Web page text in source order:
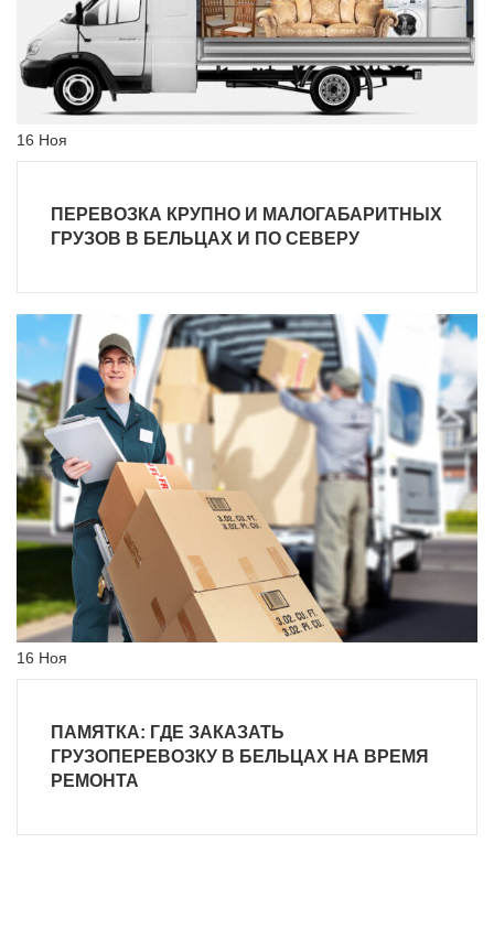
16 Ноя
ПЕРЕВОЗКА КРУПНО И МАЛОГАБАРИТНЫХ
ГРУЗОВ В БЕЛЬЦАХ И ПО СЕВЕРУ
16 Ноя
ПАМЯТКА: ГДЕ ЗАКАЗАТЬ
ГРУЗОПЕРЕВОЗКУ В БЕЛЬЦАХ НА ВРЕМЯ
РЕМОНТА